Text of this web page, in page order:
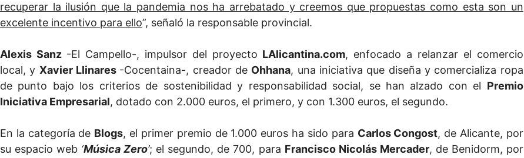
recuperar la ilusión que la pandemia nos ha arrebatado y creemos que propuestas como esta son un
excelente incentivo para ello”, señaló la responsable provincial.
Alexis Sanz -El Campello-, impulsor del proyecto LAlicantina.com, enfocado a relanzar el comercio
local, y Xavier Llinares -Cocentaina-, creador de Ohhana, una iniciativa que diseña y comercializa ropa
de punto bajo los criterios de sostenibilidad y responsabilidad social, se han alzado con el Premio
Iniciativa Empresarial, dotado con 2.000 euros, el primero, y con 1.300 euros, el segundo.
En la categoría de Blogs, el primer premio de 1.000 euros ha sido para Carlos Congost, de Alicante, por
su espacio web ‘Música Zero’; el segundo, de 700, para Francisco Nicolás Mercader, de Benidorm, por